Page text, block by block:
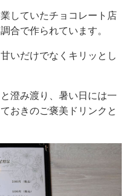
していたチョコレート店
合で作られています。
いだけでなくキリッとし
澄み渡り、暑い日には一
おきのご褒美ドリンクと